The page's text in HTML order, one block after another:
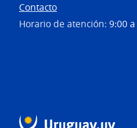
Contacto
Horario de atención: 9:00